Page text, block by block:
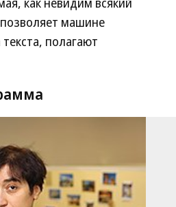
машине
полагают